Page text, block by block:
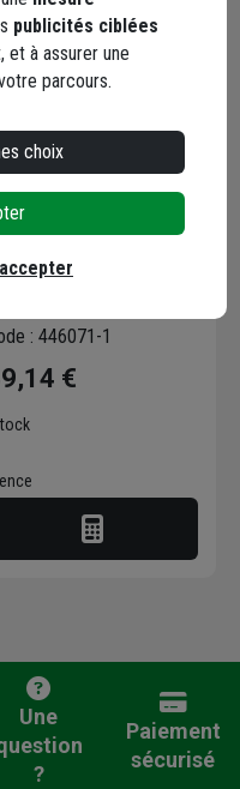
SN8 DN800
: 446071-1
€
Une
?
Paiement
sécurisé
publicités ciblées
et à assurer une
parcours.
choix